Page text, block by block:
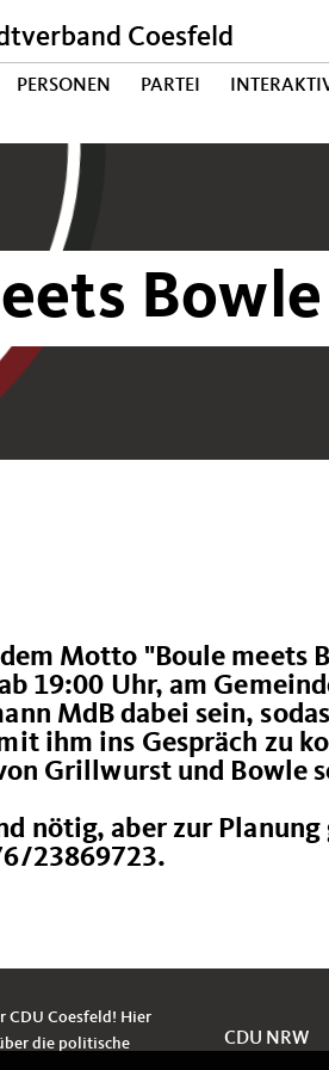
Coesfeld
PERSONEN PARTEI
Bowle
Motto "Boule meets
19:00 Uhr, am
MdB dabei sein,
ihm ins Gespräch zu
Grillwurst und Bowle
nötig, aber zur Planung
23869723.
CDU Coesfeld! Hier
die politische
CDU NRW